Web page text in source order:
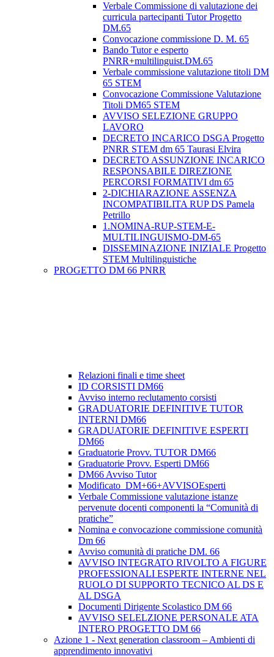
Verbale Commissione di valutazione dei
curricula partecipanti Tutor Progetto
DM.65
Convocazione commissione D. M. 65
Bando Tutor e esperto
PNRR+multilinguist.DM.65
Verbale commissione valutazione titoli DM
65 STEM
Convocazione Commissione Valutazione
Titoli DM65 STEM
AVVISO SELEZIONE GRUPPO
LAVORO
DECRETO INCARICO DSGA Progetto
PNRR STEM dm 65 Taurasi Elvira
DECRETO ASSUNZIONE INCARICO
RESPONSABILE DIREZIONE
PERCORSI FORMATIVI dm 65
2-DICHIARAZIONE ASSENZA
INCOMPATIBILITA RUP DS Pamela
Petrillo
1.NOMINA-RUP-STEM-E-
MULTILINGUISMO-DM-65
DISSEMINAZIONE INIZIALE Progetto
STEM Multilinguistiche
PROGETTO DM 66 PNRR
Relazioni finali e time sheet
ID CORSISTI DM66
Avviso interno reclutamento corsisti
GRADUATORIE DEFINITIVE TUTOR
INTERNI DM66
GRADUATORIE DEFINITIVE ESPERTI
DM66
Graduatorie Provv. TUTOR DM66
Graduatorie Provv. Esperti DM66
DM66 Avviso Tutor
Modificato_DM+66+AVVISOEsperti
Verbale Commissione valutazione istanze
pervenute docenti componenti la “Comunità di
pratiche”
Nomina e convocazione commissione comunità
Dm 66
Avviso comunità di pratiche DM. 66
AVVISO INTEGRATO RIVOLTO A FIGURE
PROFESSIONALI ESPERTE INTERNE NEL
RUOLO DI SUPPORTO TECNICO AL DS E
AL DSGA
Documenti Dirigente Scolastico DM 66
AVVISO SELELZIONE PERSONALE ATA
INTERO PROGETTO DM 66
Azione 1 - Next generation classroom – Ambienti di
apprendimento innovativi